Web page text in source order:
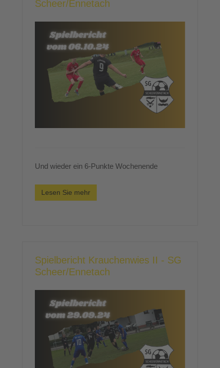
Scheer/Ennetach
Und wieder ein 6-Punkte Wochenende
Lesen Sie mehr
Spielbericht Krauchenwies II - SG
Scheer/Ennetach